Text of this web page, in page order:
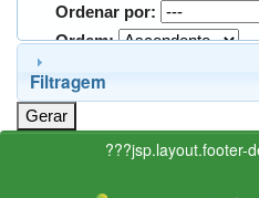
Ordenar por:
Ordem:
Filtragem
???jsp.layout.footer-